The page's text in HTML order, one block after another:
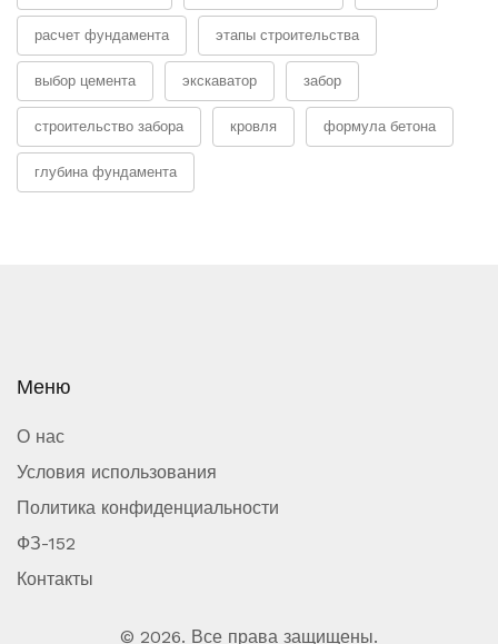
расчет фундамента этапы строительства
выбор цемента экскаватор забор
строительство забора кровля формула бетона
глубина фундамента
Меню
О нас
Условия использования
Политика конфиденциальности
ФЗ-152
Контакты
© 2026. Все права защищены.